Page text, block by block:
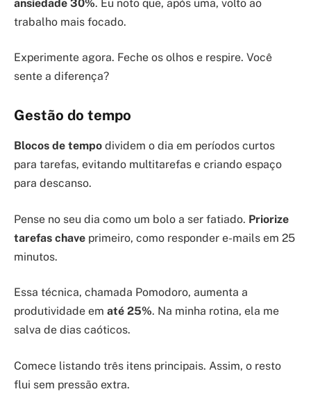
ansiedade 30%. Eu noto que, após uma, volto ao
trabalho mais focado.
Experimente agora. Feche os olhos e respire. Você
sente a diferença?
Gestão do tempo
Blocos de tempo dividem o dia em períodos curtos
para tarefas, evitando multitarefas e criando espaço
para descanso.
Pense no seu dia como um bolo a ser fatiado. Priorize
tarefas chave primeiro, como responder e-mails em 25
minutos.
Essa técnica, chamada Pomodoro, aumenta a
produtividade em até 25%. Na minha rotina, ela me
salva de dias caóticos.
Comece listando três itens principais. Assim, o resto
flui sem pressão extra.